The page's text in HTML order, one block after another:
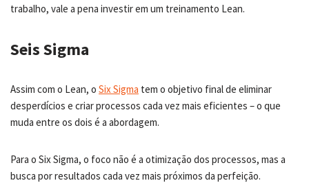
trabalho, vale a pena investir em um treinamento Lean.
Seis Sigma
Assim com o Lean, o Six Sigma tem o objetivo final de eliminar
desperdícios e criar processos cada vez mais eficientes – o que
muda entre os dois é a abordagem.
Para o Six Sigma, o foco não é a otimização dos processos, mas a
busca por resultados cada vez mais próximos da perfeição.